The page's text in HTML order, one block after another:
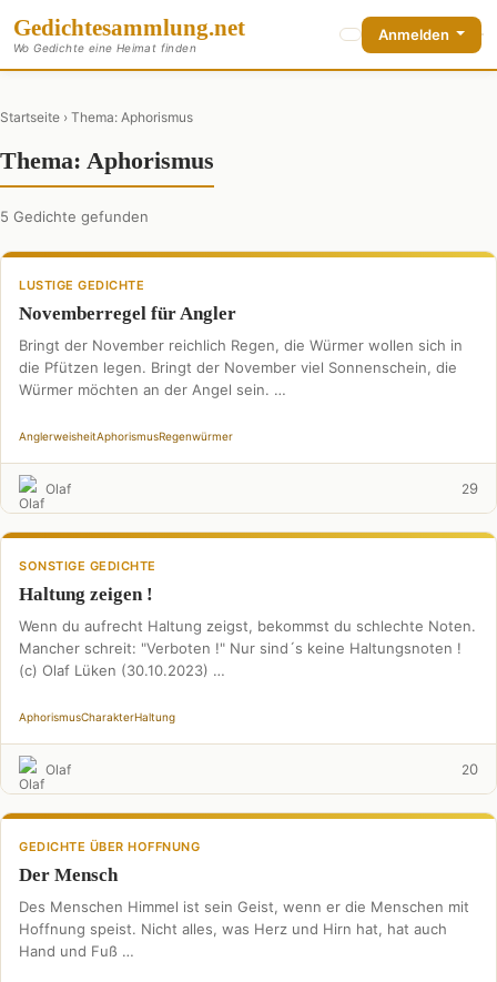
Gedichtesammlung.net
Wo Gedichte eine Heimat finden
Anmelden
Startseite › Thema: Aphorismus
Thema: Aphorismus
5 Gedichte gefunden
LUSTIGE GEDICHTE
Novemberregel für Angler
Bringt der November reichlich Regen, die Würmer wollen sich in
die Pfützen legen. Bringt der November viel Sonnenschein, die
Würmer möchten an der Angel sein. …
AnglerweisheitAphorismusRegenwürmer
Olaf 29
SONSTIGE GEDICHTE
Haltung zeigen !
Wenn du aufrecht Haltung zeigst, bekommst du schlechte Noten.
Mancher schreit: "Verboten !" Nur sind´s keine Haltungsnoten !
(c) Olaf Lüken (30.10.2023) …
AphorismusCharakterHaltung
Olaf 20
GEDICHTE ÜBER HOFFNUNG
Der Mensch
Des Menschen Himmel ist sein Geist, wenn er die Menschen mit
Hoffnung speist. Nicht alles, was Herz und Hirn hat, hat auch
Hand und Fuß …